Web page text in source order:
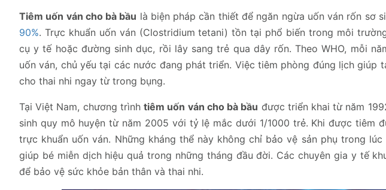
Tiêm uốn ván cho bà bầu là biện pháp cần thiết để ngăn ngừa uốn ván rốn sơ
90%. Trực khuẩn uốn ván (Clostridium tetani) tồn tại phổ biến trong môi
cụ y tế hoặc đường sinh dục, rồi lây sang trẻ qua dây rốn. Theo WHO, mỗi
uốn ván, chủ yếu tại các nước đang phát triển. Việc tiêm phòng đúng lịch giúp
cho thai nhi ngay từ trong bụng.
Tại Việt Nam, chương trìnhtiêm uốn ván cho bà bầu được triển khai từ năm
sinh quy mô huyện từ năm 2005 với tỷ lệ mắc dưới 1/1000 trẻ. Khi được tiêm
trực khuẩn uốn ván. Những kháng thể này không chỉ bảo vệ sản phụ trong
giúp bé miễn dịch hiệu quả trong những tháng đầu đời. Các chuyên gia y tế
để bảo vệ sức khỏe bản thân và thai nhi.